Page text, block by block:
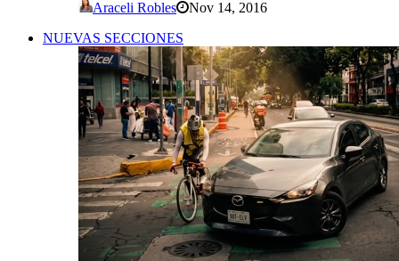
Araceli Robles
Nov 14, 2016
NUEVAS SECCIONES